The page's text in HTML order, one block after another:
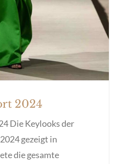
2024
Die Keylooks der
gezeigt in
die gesamte